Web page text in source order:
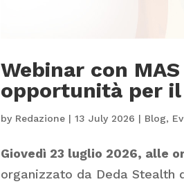
Webinar con
opportunità per il
by Redazione |13 July 2026 | Blog,
Giovedì 23 luglio 2026, alle
organizzato da Deda Stealth